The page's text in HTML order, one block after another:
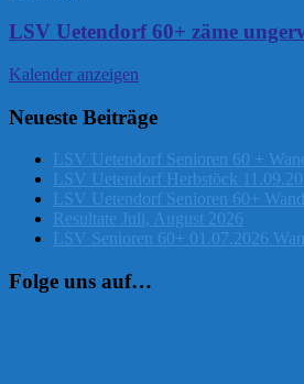
LSV Uetendorf 60+ zäme
Kalender anzeigen
Neueste Beiträge
LSV Uetendorf Senioren 60 +
LSV Uetendorf Herbstöck
LSV Uetendorf Senioren 60+
Resultate Juli, August 2026
LSV Senioren 60+ 01.07.2026
Folge uns auf…